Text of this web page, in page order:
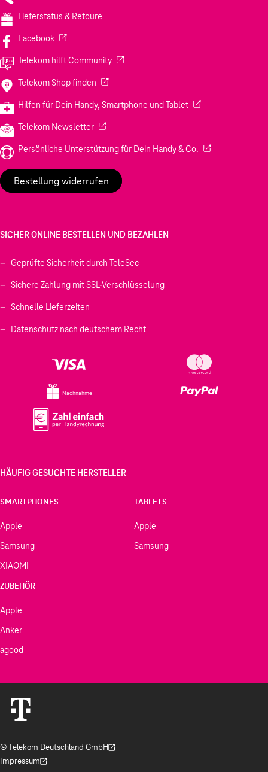
Lieferstatus & Retoure
Facebook(Wird in einem neuen Tab geöffnet)
Telekom hilft Community(Wird in einem neuen Tab geöffnet)
Telekom Shop finden (Wird in einem neuen Tab geöffnet)
Hilfen für Dein Handy, Smartphone und Tablet(Wird in einem
Telekom Newsletter(Wird in einem neuen Tab geöffnet)
Persönliche Unterstützung für Dein Handy & Co. (Wird in einem
Bestellung widerrufen
SICHER ONLINE BESTELLEN UND BEZAHLEN
Geprüfte Sicherheit durch TeleSec
Sichere Zahlung mit SSL-Verschlüsselung
Schnelle Lieferzeiten
Datenschutz nach deutschem Recht
Nachnahme
HÄUFIG GESUCHTE HERSTELLER
SMARTPHONES
Apple
Samsung
XIAOMI
TABLETS
Apple
Samsung
ZUBEHÖR
Apple
Anker
agood
© Telekom Deutschland GmbH
(Der Link wird in einem neuen Tab geöffnet)
Impressum
(Der Link wird in einem neuen Tab geöffnet)